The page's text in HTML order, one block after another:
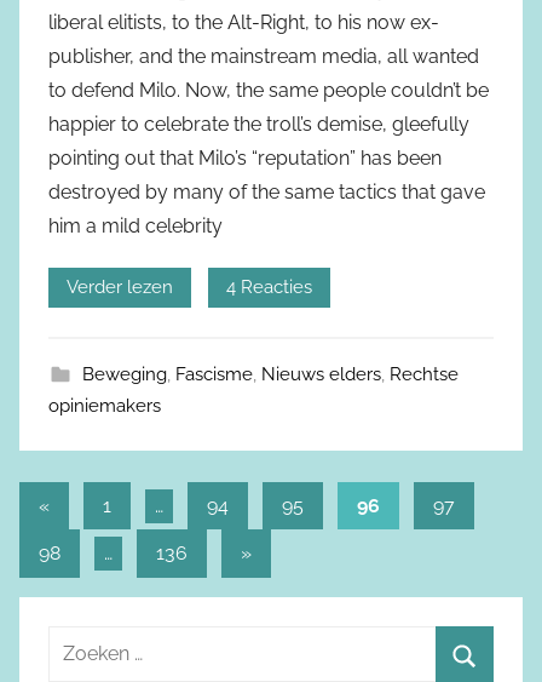
liberal elitists, to the Alt-Right, to his now ex-
publisher, and the mainstream media, all wanted
to defend Milo. Now, the same people couldn’t be
happier to celebrate the troll’s demise, gleefully
pointing out that Milo’s “reputation” has been
destroyed by many of the same tactics that gave
him a mild celebrity
Verder lezen 4 Reacties
Beweging, Fascisme, Nieuws elders, Rechtse
opiniemakers
Berichtnavigatie
« Vorige
berichten
1 … 94 95 96 97
98 … 136
Volgende
»